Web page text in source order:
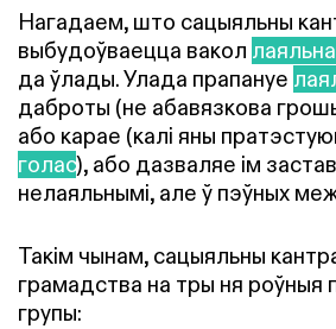
Нагадаем, што сацыяльны
выбудоўваецца вакол
да ўлады. Улада прапануе
даброты (не абавязкова
або карае (калі яны
голас), або дазваляе ім
нелаяльнымі, але ў пэўных
Такім чынам, сацыяльны
грамадства на тры ня роўныя
групы: